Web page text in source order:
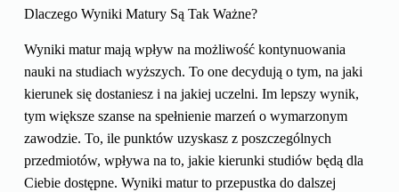
Dlaczego Wyniki Matury Są Tak Ważne?
Wyniki matur mają wpływ na możliwość kontynuowania
nauki na studiach wyższych. To one decydują o tym, na jaki
kierunek się dostaniesz i na jakiej uczelni. Im lepszy wynik,
tym większe szanse na spełnienie marzeń o wymarzonym
zawodzie. To, ile punktów uzyskasz z poszczególnych
przedmiotów, wpływa na to, jakie kierunki studiów będą dla
Ciebie dostępne. Wyniki matur to przepustka do dalszej